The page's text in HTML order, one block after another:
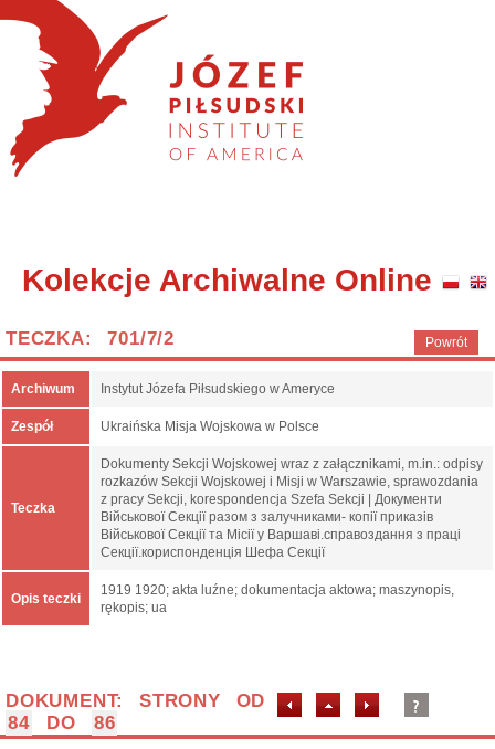
Kolekcje Archiwalne Online
Powrót
TECZKA: 701/7/2
Archiwum Instytut Józefa Piłsudskiego w Ameryce
Zespół Ukraińska Misja Wojskowa w Polsce
Teczka
Dokumenty Sekcji Wojskowej wraz z załącznikami, m.in.: odpisy
rozkazów Sekcji Wojskowej i Misji w Warszawie, sprawozdania
z pracy Sekcji, korespondencja Szefa Sekcji | Документи
Військової Секції разом з залучниками- копії приказів
Військової Секції та Місії у Варшаві.справоздання з праці
Секції.кориспонденція Шефа Секції
Opis teczki
1919 1920; akta luźne; dokumentacja aktowa; maszynopis,
rękopis; ua
DOKUMENT: STRONY OD
84
DO 86